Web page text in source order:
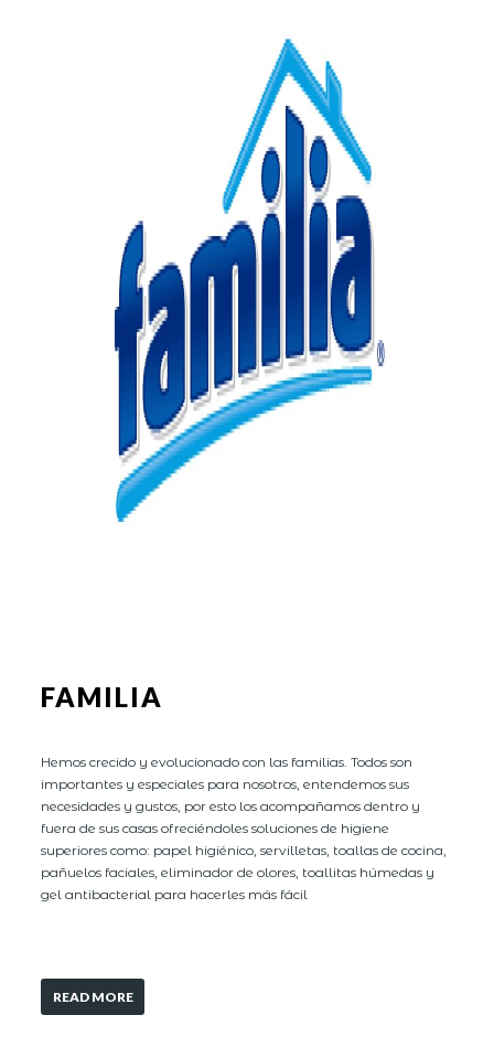
FAMILIA
Hemos crecido y evolucionado con las familias. Todos son
importantes y especiales para nosotros, entendemos sus
necesidades y gustos, por esto los acompañamos dentro y
fuera de sus casas ofreciéndoles soluciones de higiene
superiores como: papel higiénico, servilletas, toallas de cocina,
pañuelos faciales, eliminador de olores, toallitas húmedas y
gel antibacterial para hacerles más fácil
READ MORE